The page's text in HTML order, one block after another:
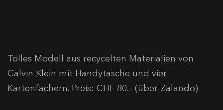
Tolles Modell aus recycelten Materialien von
Calvin Klein mit Handytasche und vier
Kartenfächern. Preis: CHF 80.– (über Zalando)